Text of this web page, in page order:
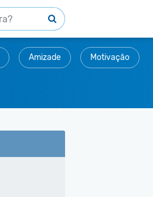
Amizade Motivação